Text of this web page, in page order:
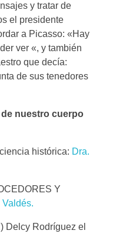
y tratar de
el presidente
a Picasso: «Hay
ver «, y también
que decía:
de sus tenedores
nuestro cuerpo
histórica: Dra.
Y
Valdés.
Delcy Rodríguez el